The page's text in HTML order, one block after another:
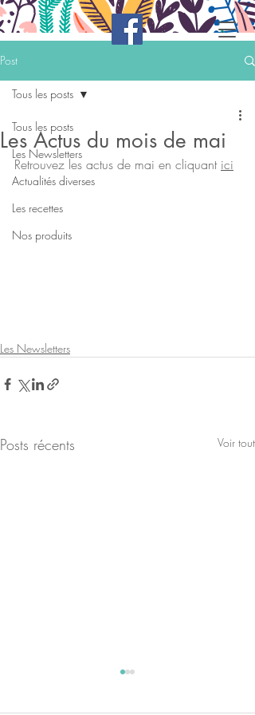
Post
Tous les posts
Les Newsletters
Actualités diverses
Les recettes
Nos produits
Tous les posts
Les Actus du mois de mai
Retrouvez les actus de mai en cliquant ici
Les Newsletters
Posts récents Voir tout